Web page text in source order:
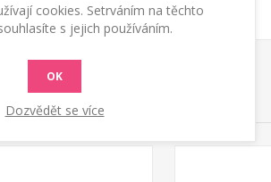
cookies. Setrváním na těchto
s jejich používáním.
OK
Dozvědět se více